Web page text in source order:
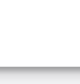
installer
où le